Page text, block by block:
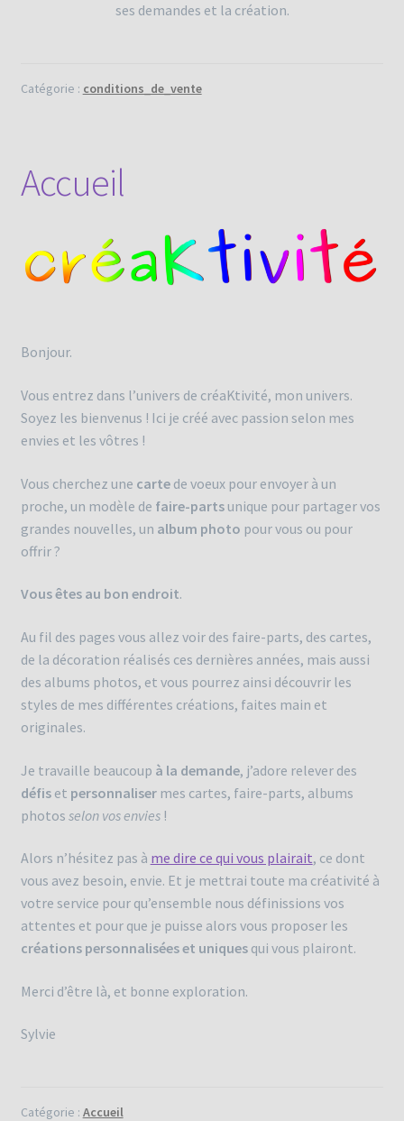
ses demandes et la création.
Catégorie : conditions_de_vente
Accueil
Bonjour.
Vous entrez dans l’univers de créaKtivité, mon univers.
Soyez les bienvenus ! Ici je créé avec passion selon mes
envies et les vôtres !
Vous cherchez une cartede voeux pour envoyer à un
proche, un modèle de faire-partsunique pour partager vos
grandes nouvelles, un album photo pour vous ou pour
offrir ?
Vous êtes au bon endroit.
Au fil des pages vous allez voir des faire-parts, des cartes,
de la décoration réalisés ces dernières années, mais aussi
des albums photos, et vous pourrez ainsi découvrir les
styles de mes différentes créations, faites main et
originales.
Je travaille beaucoup à la demande, j’adore relever des
défiset personnalisermes cartes, faire-parts, albums
photos selon vos envies!
Alors n’hésitez pas à me dire ce qui vous plairait, ce dont
vous avez besoin, envie. Et je mettrai toute ma créativité à
votre service pour qu’ensemble nous définissions vos
attentes et pour que je puisse alors vous proposer les
créations personnalisées et uniquesqui vous plairont.
Merci d’être là, et bonne exploration.
Sylvie
Catégorie : Accueil